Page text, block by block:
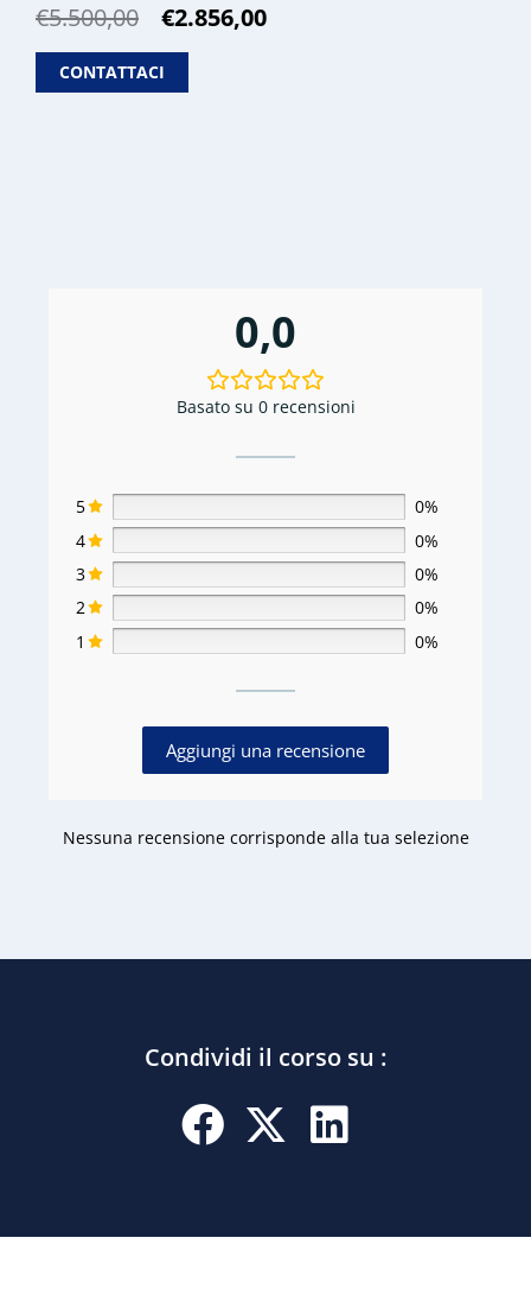
€5.500,00
Il
originale
era:
€2.856,00Il
CONTATTACI
0,0
Basato su 0 recensioni
5
0%
4
0%
3
0%
2
0%
1
0%
Aggiungi una recensione
Nessuna recensione corrisponde alla tua selezione
Condividi il corso su :